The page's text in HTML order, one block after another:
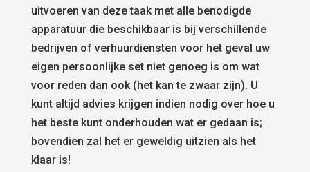
uitvoeren van deze taak met alle benodigde
apparatuur die beschikbaar is bij verschillende
bedrijven of verhuurdiensten voor het geval uw
eigen persoonlijke set niet genoeg is om wat
voor reden dan ook (het kan te zwaar zijn). U
kunt altijd advies krijgen indien nodig over hoe u
het beste kunt onderhouden wat er gedaan is;
bovendien zal het er geweldig uitzien als het
klaar is!